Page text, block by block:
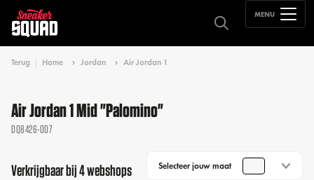
MENU
Terug Home Jordan Air Jordan 1
Air Jordan 1 Mid "Palomino"
DQ8426-007
Verkrijgbaar bij 4 webshops Selecteer jouw maat